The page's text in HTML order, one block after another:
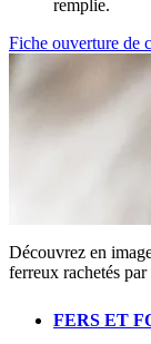
remplie.
Fiche ouverture de
Découvrez en
ferreux rachetés
FERS ET